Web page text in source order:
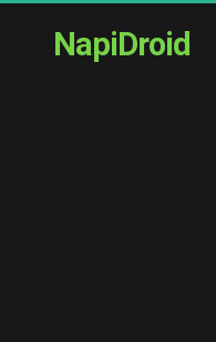
NapiDroid